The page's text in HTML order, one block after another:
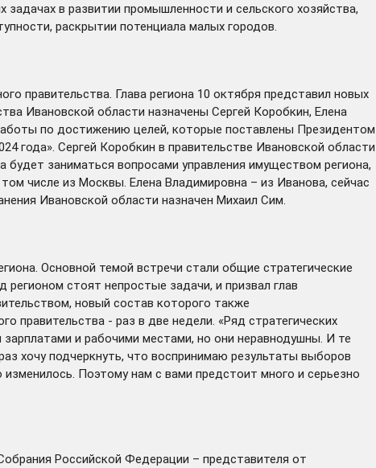
задачах в развитии промышленности и сельского хозяйства,
раскрытии потенциала малых городов.
правительства. Глава региона 10 октября представил новых
Ивановской области назначены Сергей Коробкин, Елена
по достижению целей, которые поставлены Президентом
года». Сергей Коробкин в правительстве Ивановской области
заниматься вопросами управления имуществом региона,
числе из Москвы. Елена Владимировна – из Иванова, сейчас
Ивановской области назначен Михаил Сим.
Основной темой встречи стали общие стратегические
стоят непростые задачи, и призвал глав
новый состав которого также
правительства - раз в две недели. «Ряд стратегических
и рабочими местами, но они неравнодушны. И те
хочу подчеркнуть, что воспринимаю результаты выборов
Поэтому нам с вами предстоит много и серьезно
Российской Федерации – представителя от